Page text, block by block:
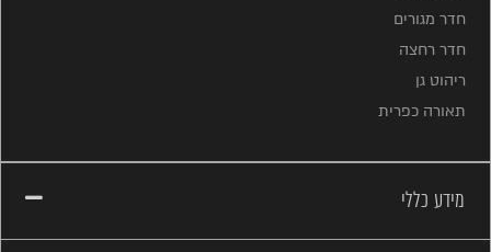
חדר מגורים
חדר רחצה
ריהוט גן
תאורה כפרית
מידע כללי